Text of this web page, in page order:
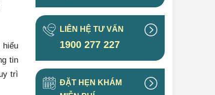
tin
trì
LIÊN HỆ TƯ VẤN
1900 277 227
ĐẶT HẸN KHÁM